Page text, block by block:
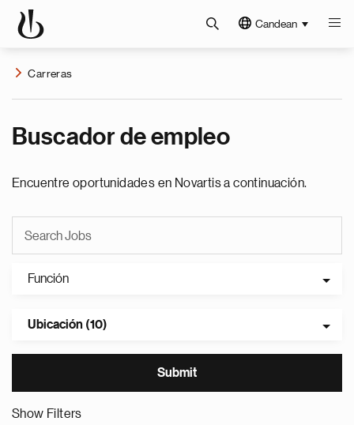
Candean
Carreras
Buscador de empleo
Encuentre oportunidades en Novartis a continuación.
Función
Ubicación (10)
Show Filters